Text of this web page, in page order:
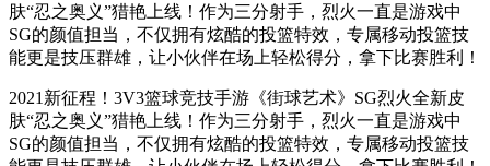
肤“忍之奥义”猎艳上线！作为三分射手，烈火一直是游戏中
SG的颜值担当，不仅拥有炫酷的投篮特效，专属移动投篮技
能更是技压群雄，让小伙伴在场上轻松得分，拿下比赛胜利！
2021新征程！3V3篮球竞技手游《街球艺术》SG烈火全新皮
肤“忍之奥义”猎艳上线！作为三分射手，烈火一直是游戏中
SG的颜值担当，不仅拥有炫酷的投篮特效，专属移动投篮技